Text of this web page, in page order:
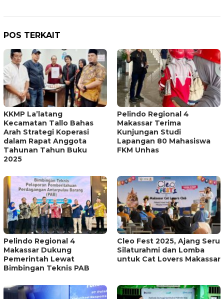
POS TERKAIT
KKMP La’latang
Kecamatan Tallo Bahas
Arah Strategi Koperasi
dalam Rapat Anggota
Tahunan Tahun Buku
2025
Pelindo Regional 4
Makassar Terima
Kunjungan Studi
Lapangan 80 Mahasiswa
FKM Unhas
Pelindo Regional 4
Makassar Dukung
Pemerintah Lewat
Bimbingan Teknis PAB
Cleo Fest 2025, Ajang Seru
Silaturahmi dan Lomba
untuk Cat Lovers Makassar